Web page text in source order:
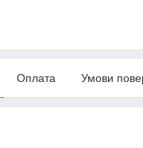
Оплата Умови